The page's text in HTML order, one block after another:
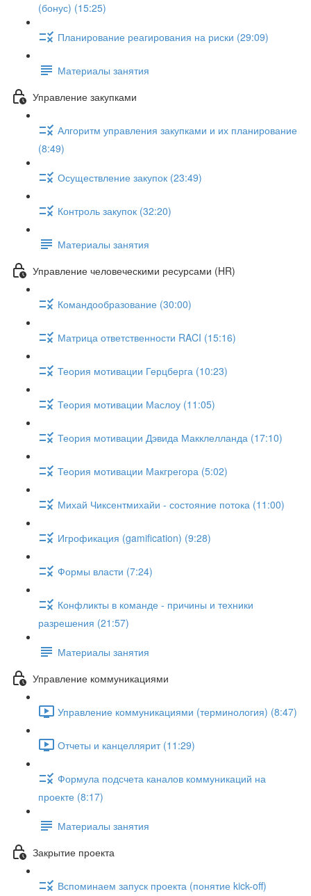
(бонус) (15:25)
Планирование реагирования на риски (29:09)
Материалы занятия
Управление закупками
Алгоритм управления закупками и их планирование
(8:49)
Осуществление закупок (23:49)
Контроль закупок (32:20)
Материалы занятия
Управление человеческими ресурсами (HR)
Командообразование (30:00)
Матрица ответственности RACI (15:16)
Теория мотивации Герцберга (10:23)
Теория мотивации Маслоу (11:05)
Теория мотивации Дэвида Макклелланда (17:10)
Теория мотивации Макгрегора (5:02)
Михай Чиксентмихайи - состояние потока (11:00)
Игрофикация (gamification) (9:28)
Формы власти (7:24)
Конфликты в команде - причины и техники
разрешения (21:57)
Материалы занятия
Управление коммуникациями
Управление коммуникациями (терминология) (8:47)
Отчеты и канцеллярит (11:29)
Формула подсчета каналов коммуникаций на
проекте (8:17)
Материалы занятия
Закрытие проекта
Вспоминаем запуск проекта (понятие kick-off)